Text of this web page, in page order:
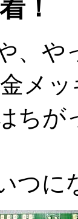
！
、や
メ
ちが
つに